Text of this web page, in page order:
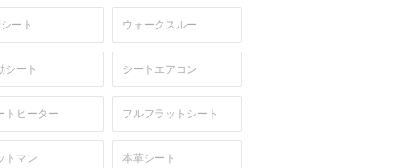
ート ウォークスルー
シート シートエアコン
トヒーター フルフラットシート
トマン 本革シート